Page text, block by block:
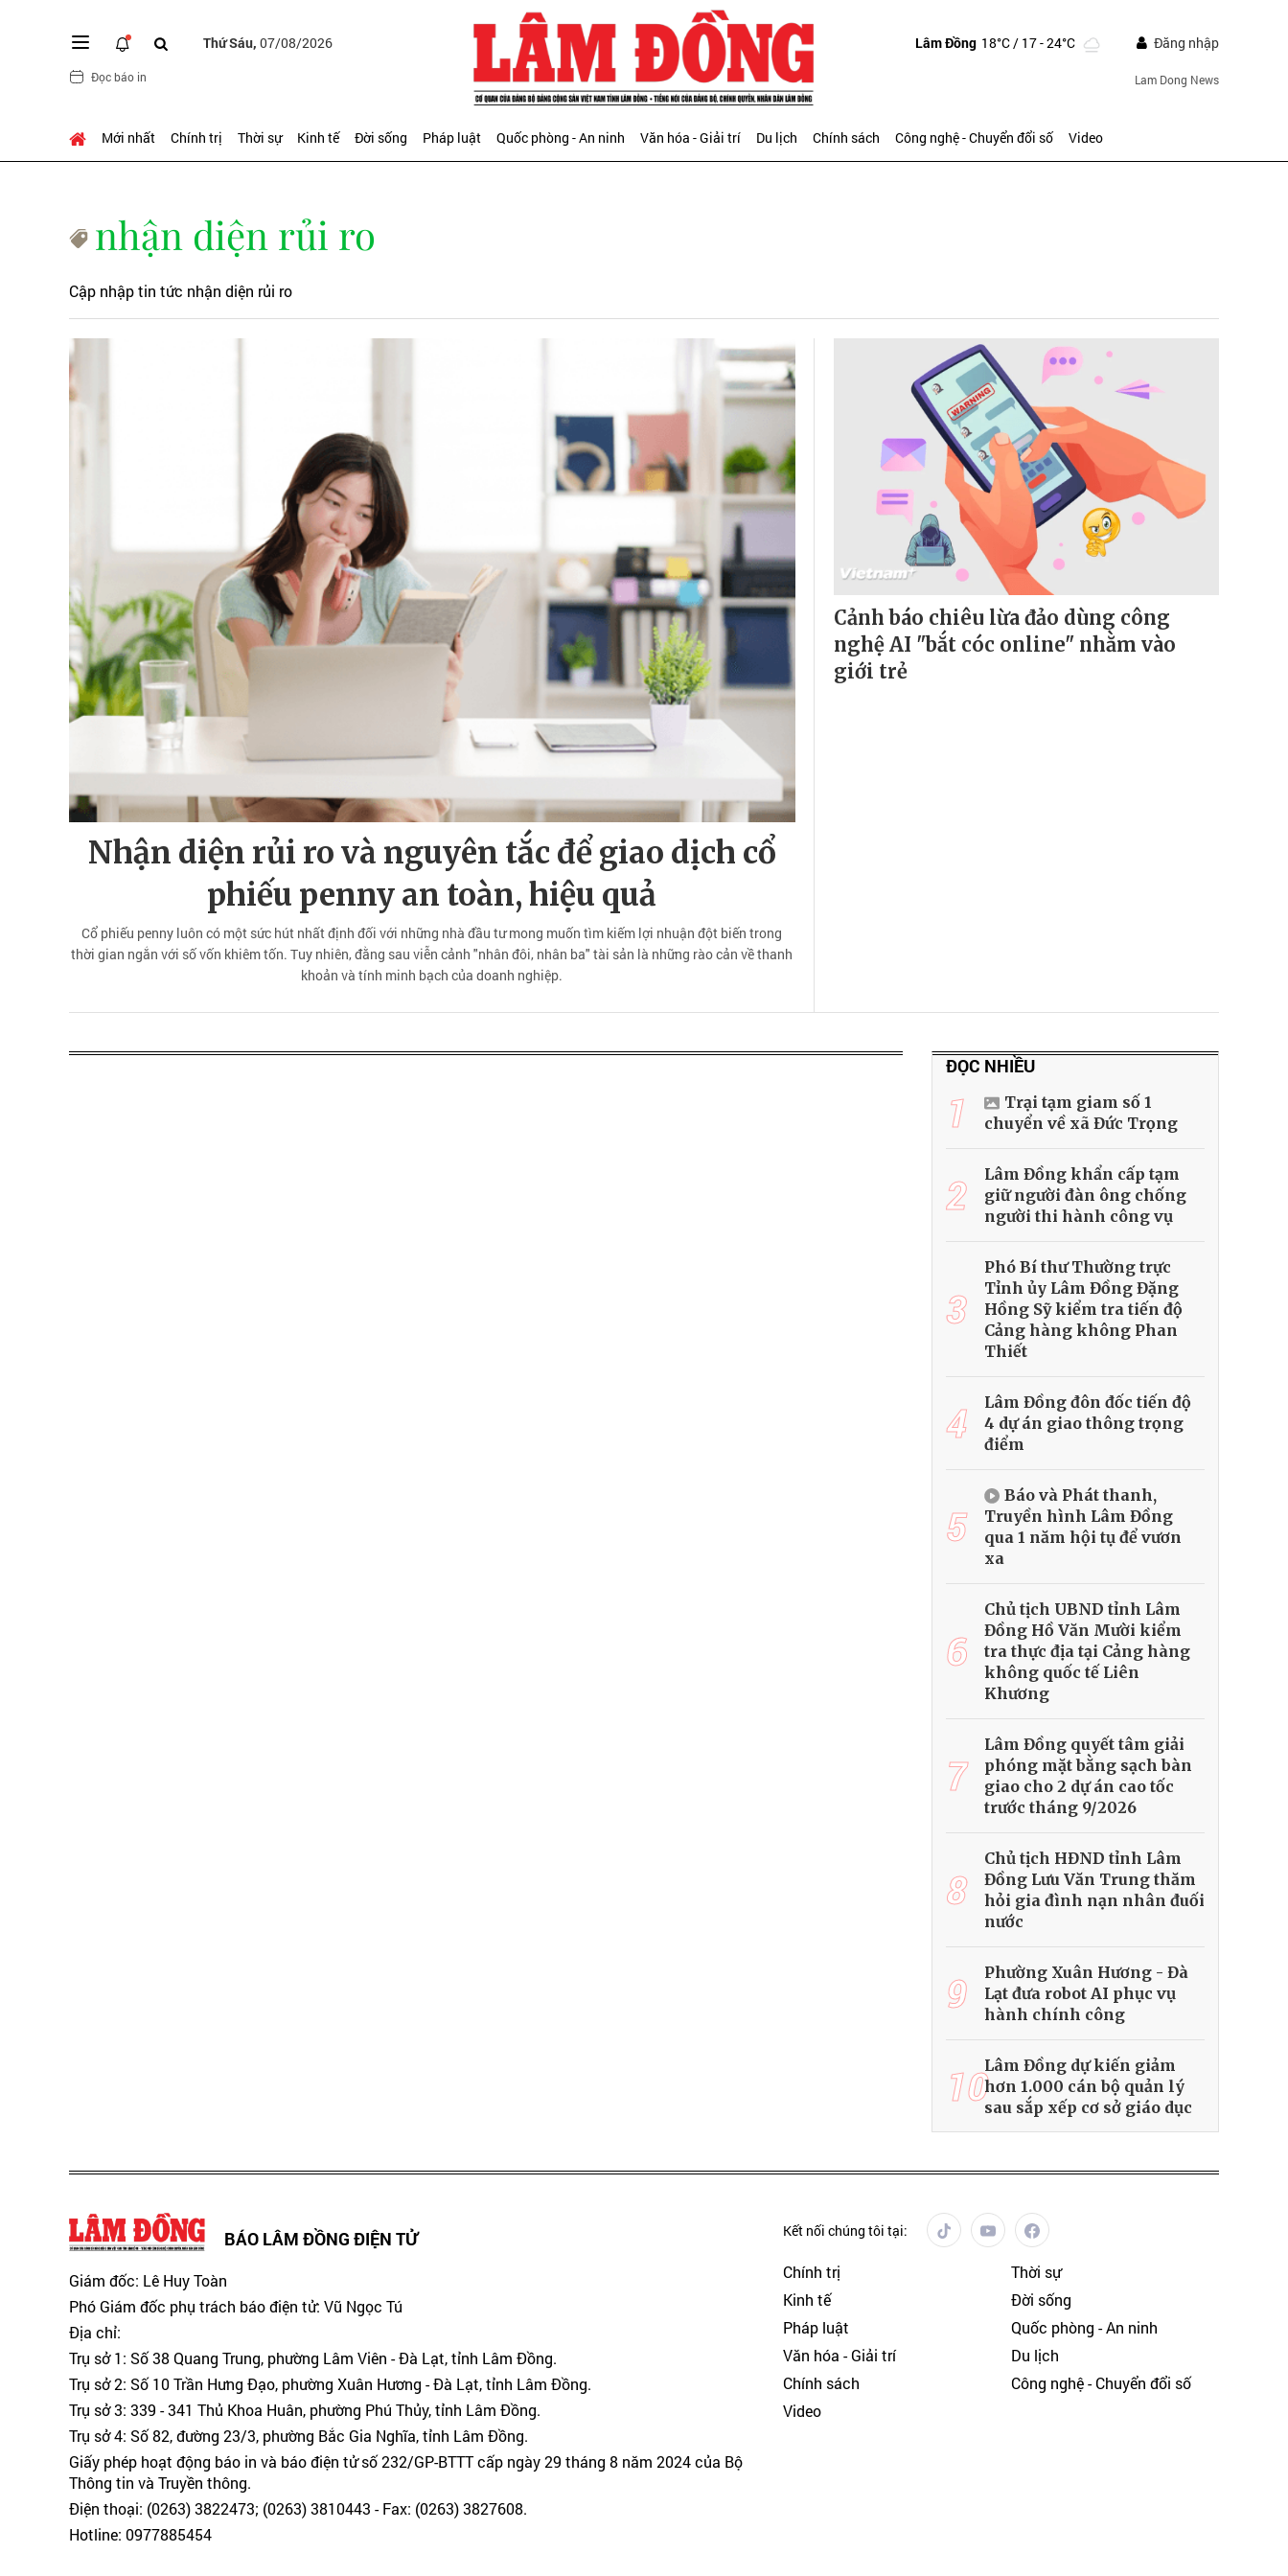
Thứ Sáu, 07/08/2026
Đọc báo in
Lâm Đồng 18°C/ 17 - 24°C Đăng nhập
Lam Dong News
Mới nhất Chính trị Thời sự Kinh tế Đời sống Pháp luật Quốc phòng - An ninh Văn hóa - Giải trí Du lịch Chính sách Công nghệ - Chuyển đổi số Video
nhận diện rủi ro
Cập nhập tin tức nhận diện rủi ro
Nhận diện rủi ro và nguyên tắc để giao dịch cổ
phiếu penny an toàn, hiệu quả
Cổ phiếu penny luôn có một sức hút nhất định đối với những nhà đầu tư mong muốn tìm kiếm lợi nhuận đột biến trong
thời gian ngắn với số vốn khiêm tốn. Tuy nhiên, đằng sau viễn cảnh "nhân đôi, nhân ba" tài sản là những rào cản về thanh
khoản và tính minh bạch của doanh nghiệp.
Cảnh báo chiêu lừa đảo dùng công
nghệ AI "bắt cóc online" nhằm vào
giới trẻ
ĐỌC NHIỀU
1
Trại tạm giam số 1
chuyển về xã Đức Trọng
2
Lâm Đồng khẩn cấp tạm
giữ người đàn ông chống
người thi hành công vụ
3
Phó Bí thư Thường trực
Tỉnh ủy Lâm Đồng Đặng
Hồng Sỹ kiểm tra tiến độ
Cảng hàng không Phan
Thiết
4
Lâm Đồng đôn đốc tiến độ
4 dự án giao thông trọng
điểm
5
Báo và Phát thanh,
Truyền hình Lâm Đồng
qua 1 năm hội tụ để vươn
xa
6
Chủ tịch UBND tỉnh Lâm
Đồng Hồ Văn Mười kiểm
tra thực địa tại Cảng hàng
không quốc tế Liên
Khương
7
Lâm Đồng quyết tâm giải
phóng mặt bằng sạch bàn
giao cho 2 dự án cao tốc
trước tháng 9/2026
8
Chủ tịch HĐND tỉnh Lâm
Đồng Lưu Văn Trung thăm
hỏi gia đình nạn nhân đuối
nước
9
Phường Xuân Hương - Đà
Lạt đưa robot AI phục vụ
hành chính công
10Lâm Đồng dự kiến giảm
hơn 1.000 cán bộ quản lý
sau sắp xếp cơ sở giáo dục
BÁO LÂM ĐỒNG ĐIỆN TỬ
Giám đốc: Lê Huy Toàn
Phó Giám đốc phụ trách báo điện tử: Vũ Ngọc Tú
Địa chỉ:
Trụ sở 1: Số 38 Quang Trung, phường Lâm Viên - Đà Lạt, tỉnh Lâm Đồng.
Trụ sở 2: Số 10 Trần Hưng Đạo, phường Xuân Hương - Đà Lạt, tỉnh Lâm Đồng.
Trụ sở 3: 339 - 341 Thủ Khoa Huân, phường Phú Thủy, tỉnh Lâm Đồng.
Trụ sở 4: Số 82, đường 23/3, phường Bắc Gia Nghĩa, tỉnh Lâm Đồng.
Giấy phép hoạt động báo in và báo điện tử số 232/GP-BTTT cấp ngày 29 tháng 8 năm 2024 của Bộ
Thông tin và Truyền thông.
Điện thoại: (0263) 3822473; (0263) 3810443 - Fax: (0263) 3827608.
Hotline: 0977885454
Kết nối chúng tôi tại:
Chính trị
Thời sự
Kinh tế
Đời sống
Pháp luật
Quốc phòng - An ninh
Văn hóa - Giải trí
Du lịch
Chính sách
Công nghệ - Chuyển đổi số
Video